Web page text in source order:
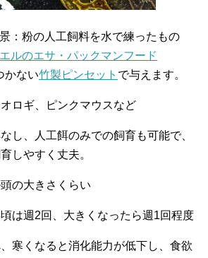
：粉の人工飼料を水で練ったもの
ルのエサ・パックマンフード
かない竹製ピンセット で与えます。
ロギ、ピンクマウスなど
し、人工餌のみでの飼育も可能で、
しやすく丈夫。
の大きさくらい
は週2回、大きくなったら週1回程度
寒くなると消化能力が低下し、食欲